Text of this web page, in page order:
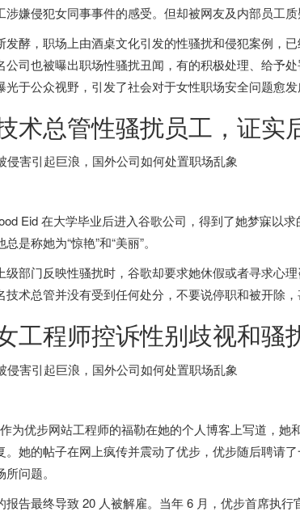
涉嫌侵犯女同事事件的感受。但却被网友及内部员工质
发酵，职场上由酒桌文化引发的性骚扰和侵犯案例，
公司也被曝出职场性骚扰丑闻， 有的积极处理、给予
光于公众视野，引发了社会对于女性职场安全问题愈发
术总管性骚扰员工，证实
Eid 在大学毕业后进入谷歌公司，得到了她梦寐以
是称她为“惊艳”和“美丽”。
级部门反映性骚扰时，谷歌却要求她休假或者寻求心
技术总管并没有受到任何处分，不要说停职和被开除，
工程师控诉性别歧视和骚
为优步网站工程师的福勒在她的个人博客上写道，她
。她的帖子在网上疯传并震动了优步，优步随后聘请
问题。
报告最终导致 20 人被解雇。当年 6 月，优步首席执行